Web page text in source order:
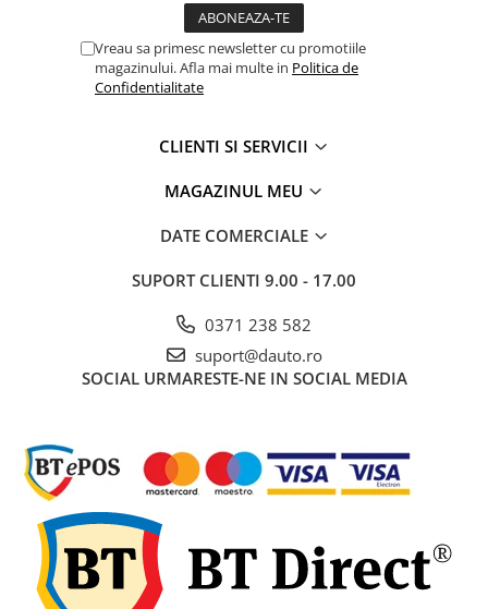
Parasolare Camion – Cabina si
Protectii si pasaje roti
Electrice auto, camioane si remorci
Cabluri Auto Spiralate
Cabluri Multifilare Auto
Conectori Cabluri si Izolatie Auto
Instalatii Electrice pentru Remorci
Instalatii Electrice Proiectoare
Prize bricheta & USB
Prize, stechere si mufe auto
Conectori instalatii electrice auto,
camion si remorca
Mufe si conectori auto etansi
Prize si conectori alimentare 2/3
Vreau sa primesc newsletter cu promotiile
magazinului. Afla mai multe in Politica de
Confidentialitate
CLIENTI SI SERVICII
MAGAZINUL MEU
DATE COMERCIALE
SUPORT CLIENTI 9.00 - 17.00
0371 238 582
suport@dauto.ro
SOCIAL URMARESTE-NE IN SOCIAL MEDIA